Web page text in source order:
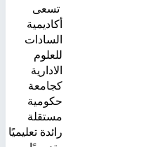
تسعى
أكاديمية
السادات
للعلوم
الادارية
كجامعة
حكومية
مستقلة
رائدة تعليميًا